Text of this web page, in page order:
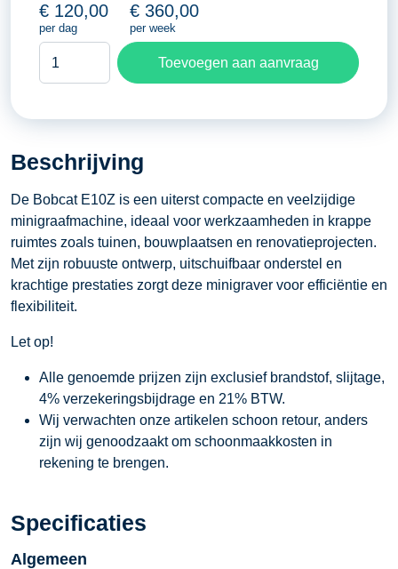
€ 120,00
per dag
€ 360,00
per week
Toevoegen aan aanvraag
Beschrijving
De Bobcat E10Z is een uiterst compacte en veelzijdige
minigraafmachine, ideaal voor werkzaamheden in krappe
ruimtes zoals tuinen, bouwplaatsen en renovatieprojecten.
Met zijn robuuste ontwerp, uitschuifbaar onderstel en
krachtige prestaties zorgt deze minigraver voor efficiëntie en
flexibiliteit.
Let op!
Alle genoemde prijzen zijn exclusief brandstof, slijtage,
4% verzekeringsbijdrage en 21% BTW.
Wij verwachten onze artikelen schoon retour, anders
zijn wij genoodzaakt om schoonmaakkosten in
rekening te brengen.
Specificaties
Algemeen